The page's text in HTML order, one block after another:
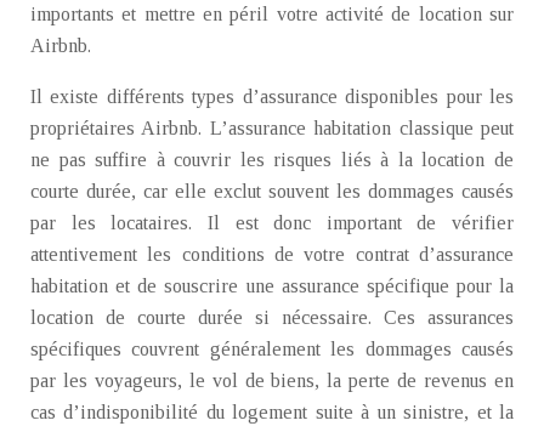
importants et mettre en péril votre activité de location sur
Airbnb.
Il existe différents types d’assurance disponibles pour les
propriétaires Airbnb. L’assurance habitation classique peut
ne pas suffire à couvrir les risques liés à la location de
courte durée, car elle exclut souvent les dommages causés
par les locataires. Il est donc important de vérifier
attentivement les conditions de votre contrat d’assurance
habitation et de souscrire une assurance spécifique pour la
location de courte durée si nécessaire. Ces assurances
spécifiques couvrent généralement les dommages causés
par les voyageurs, le vol de biens, la perte de revenus en
cas d’indisponibilité du logement suite à un sinistre, et la